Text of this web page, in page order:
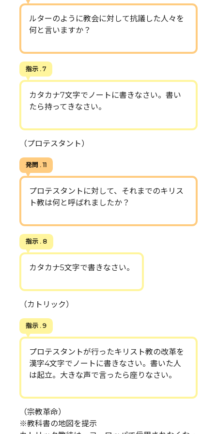
ルターのように教会に対して抗議した人々を
何と言いますか？
指示 . 7
カタカナ7文字でノートに書きなさい。書い
たら持ってきなさい。
（プロテスタント）
発問 . 11
プロテスタントに対して、それまでのキリス
ト教は何と呼ばれましたか？
指示 . 8
カタカナ5文字で書きなさい。
（カトリック）
指示 . 9
プロテスタントが行ったキリスト教の改革を
漢字4文字でノートに書きなさい。書いた人
は起立。大きな声で言ったら座りなさい。
（宗教革命）
※教科書の地図を提示